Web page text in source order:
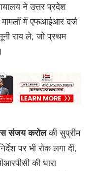
ने उत्तर प्रदेश
मामलों में एफआईआर दर्ज
राय ले, जो प्रथम
संजय करोलकी सुप्रीम
पर भी रोक लगा दी,
की धारा